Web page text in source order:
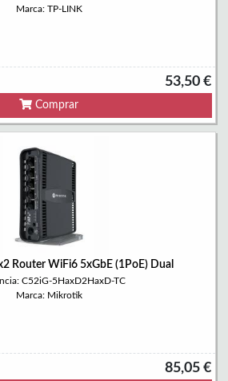
Marca: TP-LINK
53,50 €
Comprar
Router WiFi6 5xGbE (1PoE) Dual
C52iG-5HaxD2HaxD-TC
Marca: Mikrotik
85,05 €